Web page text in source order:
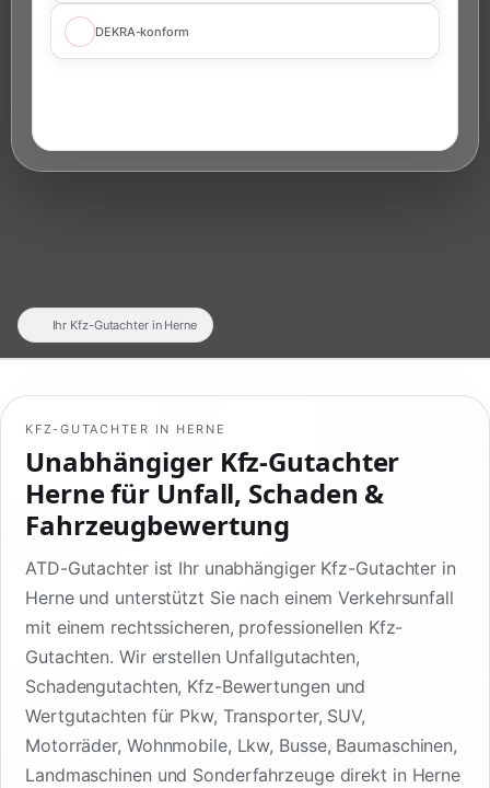
DEKRA-konform
KFZ-GUTACHTER IN HERNE
Unabhängiger Kfz-Gutachter
Herne für Unfall, Schaden &
Fahrzeugbewertung
ATD-Gutachter ist Ihr unabhängiger Kfz-Gutachter in
Herne und unterstützt Sie nach einem Verkehrsunfall
mit einem rechtssicheren, professionellen Kfz-
Gutachten. Wir erstellen Unfallgutachten,
Schadengutachten, Kfz-Bewertungen und
Wertgutachten für Pkw, Transporter, SUV,
Motorräder, Wohnmobile, Lkw, Busse, Baumaschinen,
Landmaschinen und Sonderfahrzeuge direkt in Herne
Ihr Kfz-Gutachter in Herne